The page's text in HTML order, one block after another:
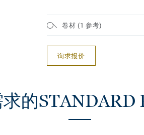
卷材 (1 参考)
询求报价
的STANDARD